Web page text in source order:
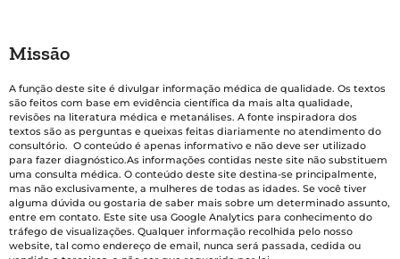
Missão
A função deste site é divulgar informação médica de qualidade. Os textos
são feitos com base em evidência científica da mais alta qualidade,
revisões na literatura médica e metanálises. A fonte inspiradora dos
textos são as perguntas e queixas feitas diariamente no atendimento do
consultório. O conteúdo é apenas informativo e não deve ser utilizado
para fazer diagnóstico.As informações contidas neste site não substituem
uma consulta médica. O conteúdo deste site destina-se principalmente,
mas não exclusivamente, a mulheres de todas as idades. Se você tiver
alguma dúvida ou gostaria de saber mais sobre um determinado assunto,
entre em contato. Este site usa Google Analytics para conhecimento do
tráfego de visualizações. Qualquer informação recolhida pelo nosso
website, tal como endereço de email, nunca será passada, cedida ou